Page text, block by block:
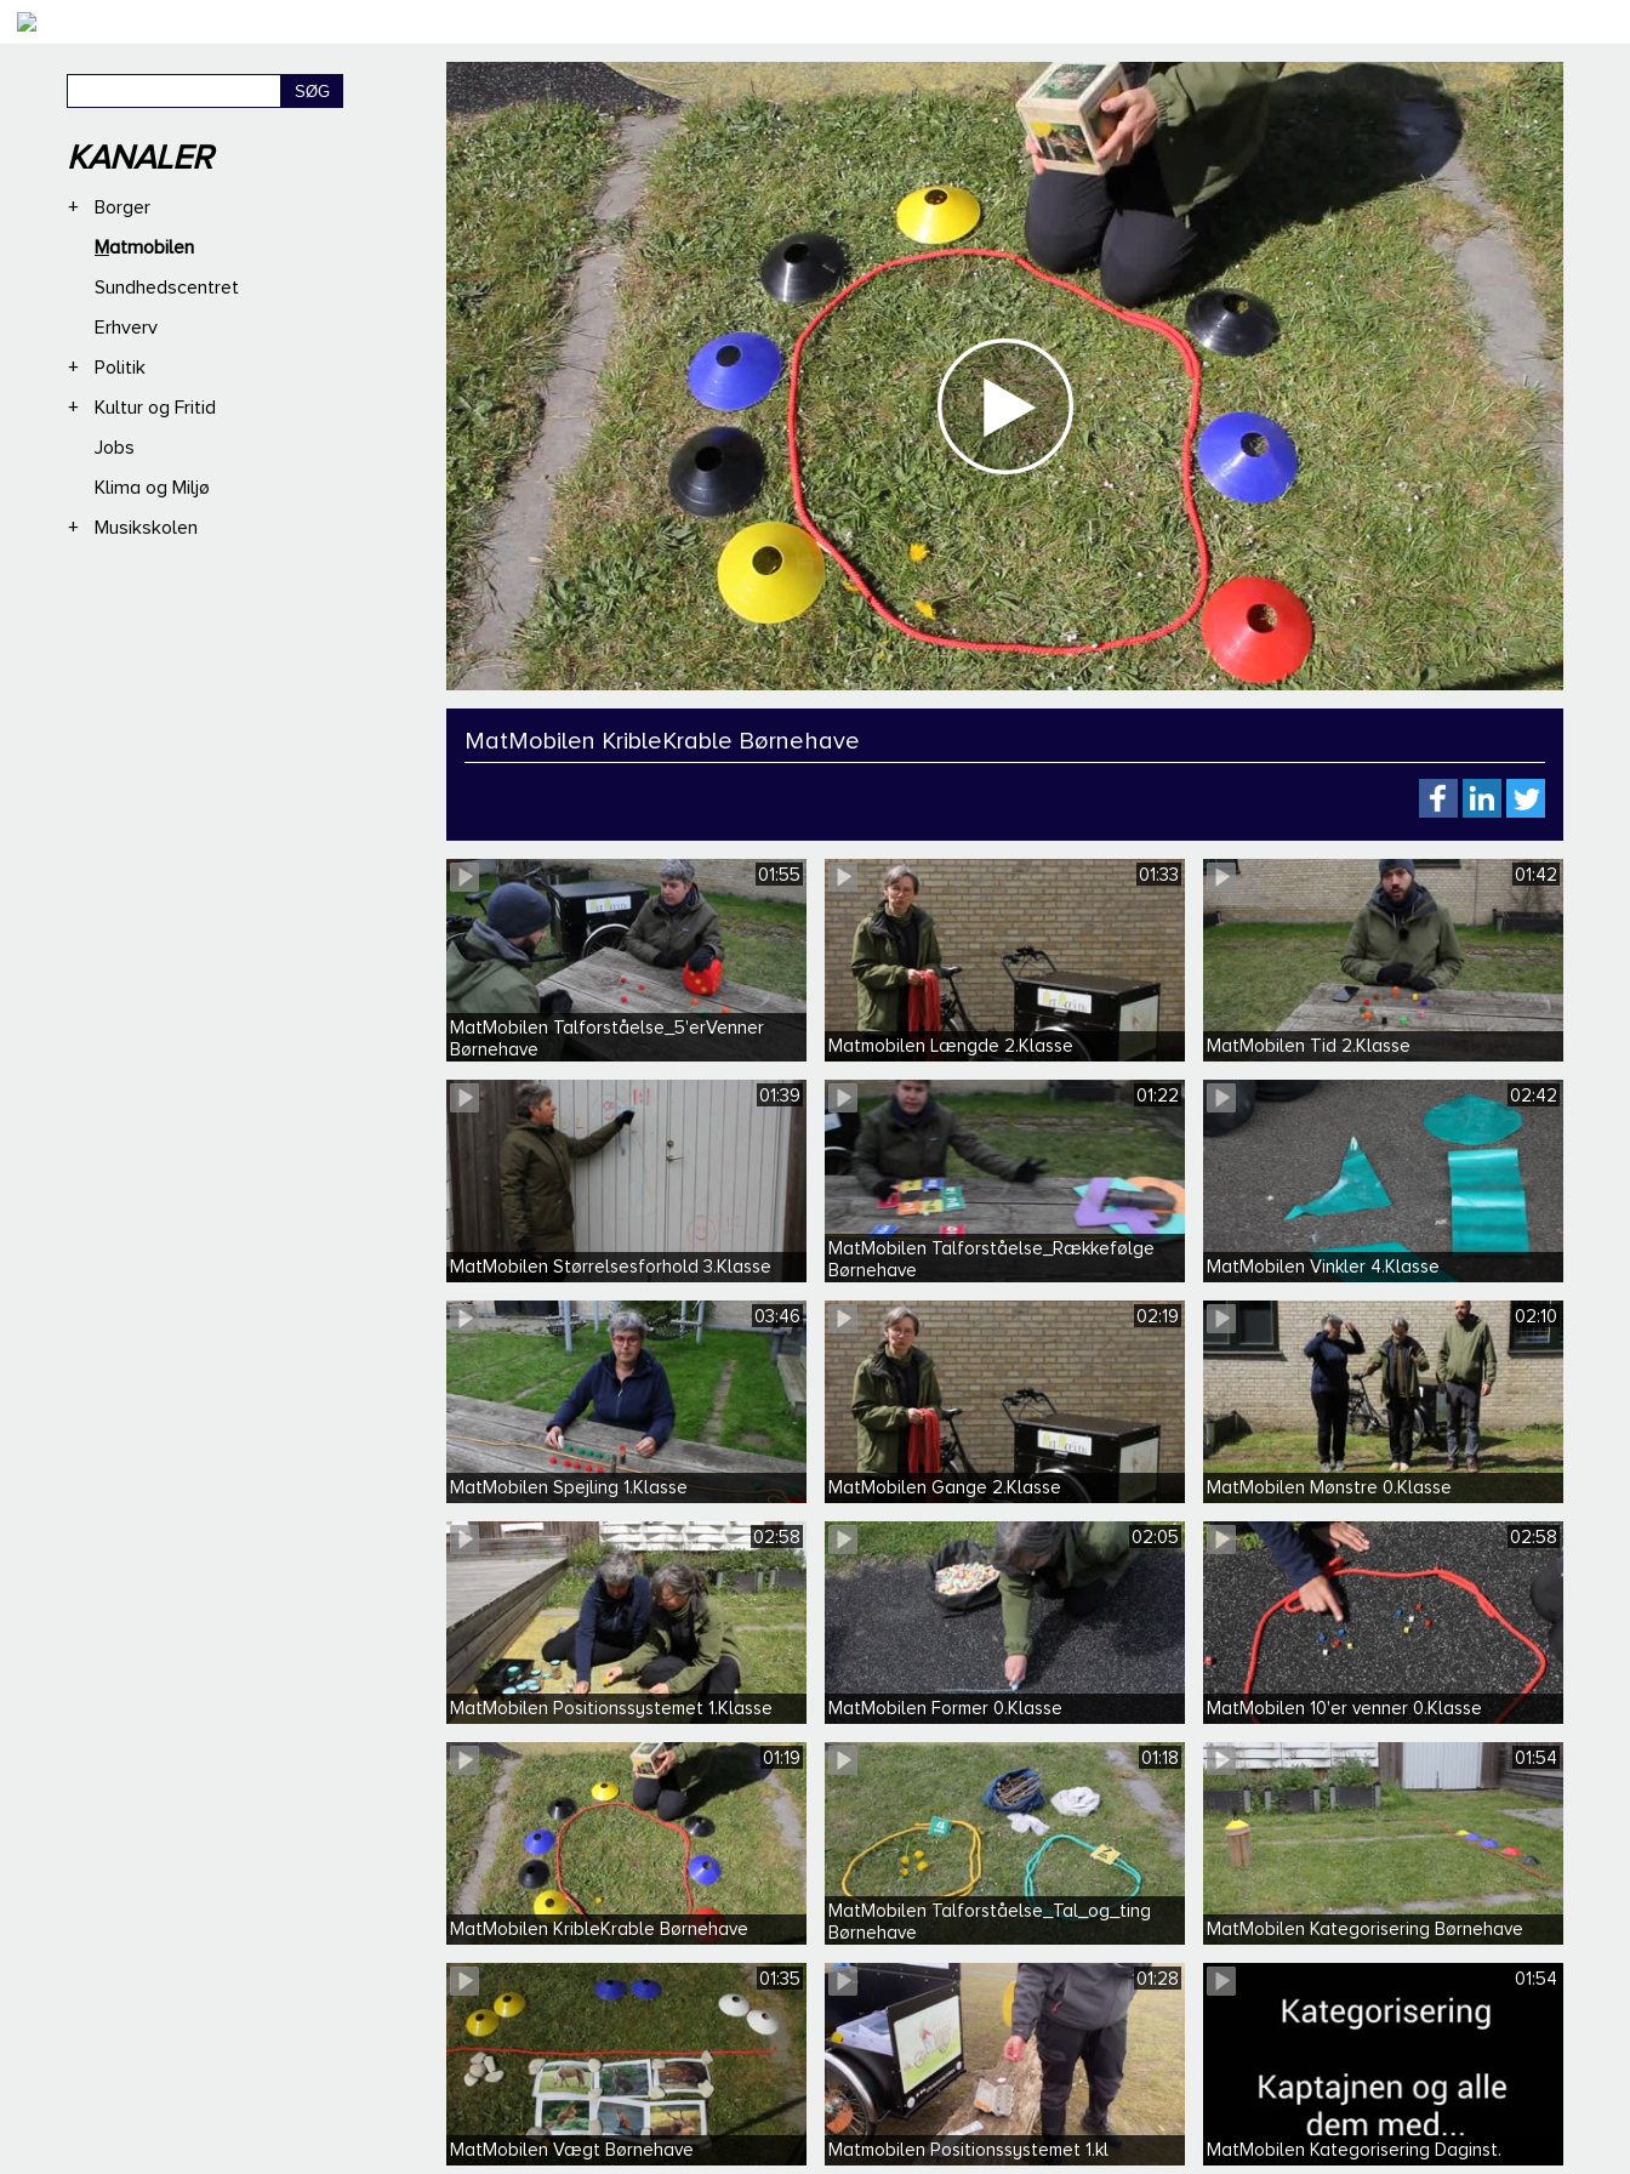
KANALER
+
Borger
Matmobilen
Sundhedscentret
Erhverv
+
Politik
+
Kultur og Fritid
Jobs
Klima og Miljø
+
Musikskolen
MatMobilen KribleKrable Børnehave
01:55
MatMobilen Talforståelse_5'erVenner
Børnehave
01:33
Matmobilen Længde 2.Klasse
01:42
MatMobilen Tid 2.Klasse
01:39
MatMobilen Størrelsesforhold 3.Klasse
01:22
MatMobilen Talforståelse_Rækkefølge
Børnehave
02:42
MatMobilen Vinkler 4.Klasse
03:46
MatMobilen Spejling 1.Klasse
02:19
MatMobilen Gange 2.Klasse
02:10
MatMobilen Mønstre 0.Klasse
02:58
MatMobilen Positionssystemet 1.Klasse
02:05
MatMobilen Former 0.Klasse
02:58
MatMobilen 10'er venner 0.Klasse
01:19
MatMobilen KribleKrable Børnehave
01:18
MatMobilen Talforståelse_Tal_og_ting
Børnehave
01:54
MatMobilen Kategorisering Børnehave
01:35
MatMobilen Vægt Børnehave
01:28
Matmobilen Positionssystemet 1.kl
01:54
MatMobilen Kategorisering Daginst.